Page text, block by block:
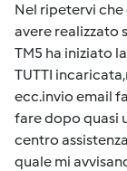
Nel ripetervi che
avere realizzato
TM5 ha iniziato
TUTTI
ecc.invio email
fare dopo quasi
centro
quale mi